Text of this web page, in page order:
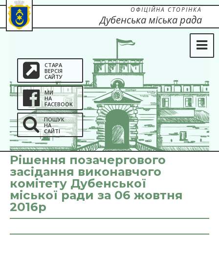
СТАРА
ВЕРСІЯ
САЙТУ
МИ
НА
FACEBOOK
ПОШУК
НА
САЙТІ
ОФІЦІЙНА СТОРІНКА
Дубенська міська рада
Рішення позачергового
засідання виконавчого
комітету Дубенської
міської ради за 06 жовтня
2016р